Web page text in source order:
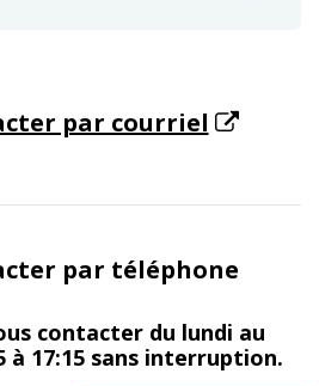
par courriel
par téléphone
contacter du lundi au
à 17:15 sans interruption.